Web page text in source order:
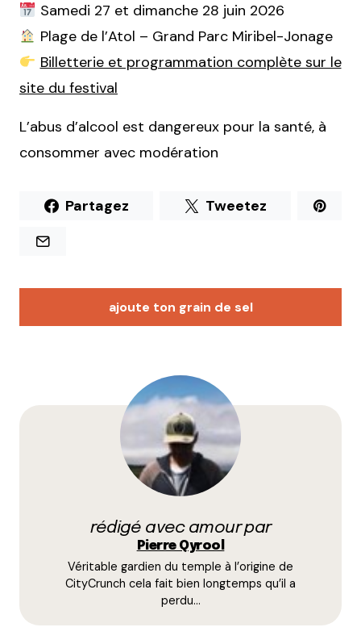
Samedi 27 et dimanche 28 juin 2026
Plage de l’Atol – Grand Parc Miribel-Jonage
Billetterie et programmation complète sur le
site du festival
L’abus d’alcool est dangereux pour la santé, à
consommer avec modération
Partagez Tweetez
ajoute ton grain de sel
Votre adresse e-mail ne sera pas publiée.
champs obligatoires sont indiqués avec
E-mail*
Prévenez-moi de tous les nouveaux commentaires
rédigé avec amour par
Pierre Qyrool
Véritable gardien du temple à l’origine de
CityCrunch cela fait bien longtemps qu’il a
perdu…